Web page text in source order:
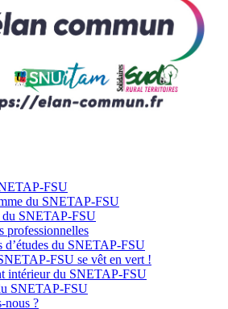
FSU
du SNETAP-FSU
du SNETAP-FSU
professionnelles
d’études du SNETAP-FSU
FSU se vêt en vert !
intérieur du SNETAP-FSU
SNETAP-FSU
nous ?